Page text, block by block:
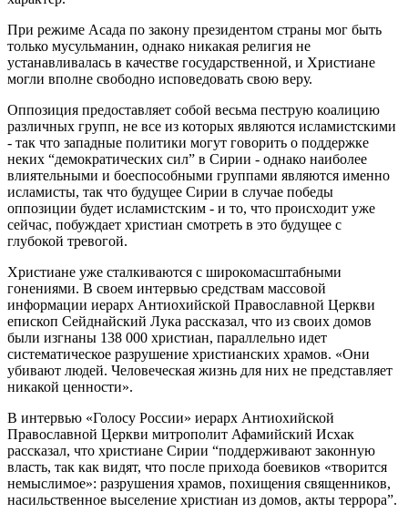
При режиме Асада по закону президентом страны мог быть
только мусульманин, однако никакая религия не
устанавливалась в качестве государственной, и Христиане
могли вполне свободно исповедовать свою веру.
Оппозиция предоставляет собой весьма пеструю коалицию
различных групп, не все из которых являются исламистскими
- так что западные политики могут говорить о поддержке
неких “демократических сил” в Сирии - однако наиболее
влиятельными и боеспособными группами являются именно
исламисты, так что будущее Сирии в случае победы
оппозиции будет исламистским - и то, что происходит уже
сейчас, побуждает христиан смотреть в это будущее с
глубокой тревогой.
Христиане уже сталкиваются с широкомасштабными
гонениями. В своем интервью средствам массовой
информации иерарх Антиохийской Православной Церкви
епископ Сейднайский Лука рассказал, что из своих домов
были изгнаны 138 000 христиан, параллельно идет
систематическое разрушение христианских храмов. «Они
убивают людей. Человеческая жизнь для них не представляет
никакой ценности».
В интервью «Голосу России» иерарх Антиохийской
Православной Церкви митрополит Афамийский Исхак
рассказал, что христиане Сирии “поддерживают законную
власть, так как видят, что после прихода боевиков «творится
немыслимое»: разрушения храмов, похищения священников,
насильственное выселение христиан из домов, акты террора”.